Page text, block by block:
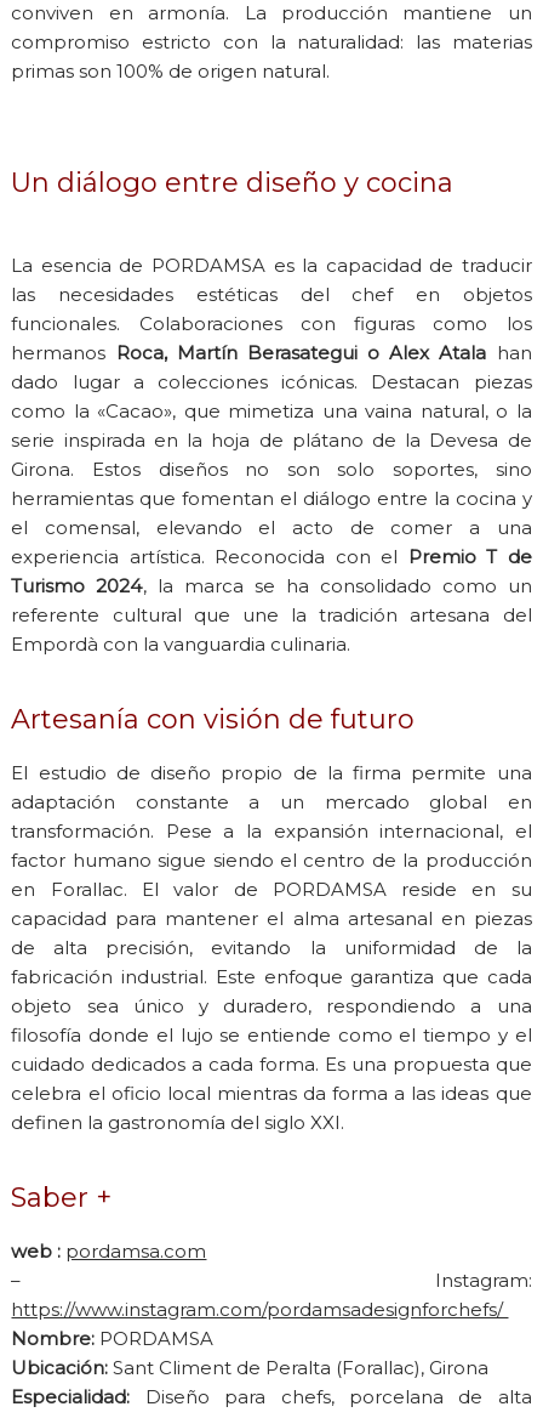
conviven en armonía. La producción mantiene un
compromiso estricto con la naturalidad: las materias
primas son 100% de origen natural.
Un diálogo entre diseño y cocina
La esencia de PORDAMSA es la capacidad de traducir
las necesidades estéticas del chef en objetos
funcionales. Colaboraciones con figuras como los
hermanos Roca, Martín Berasategui o Alex Atala han
dado lugar a colecciones icónicas. Destacan piezas
como la «Cacao», que mimetiza una vaina natural, o la
serie inspirada en la hoja de plátano de la Devesa de
Girona. Estos diseños no son solo soportes, sino
herramientas que fomentan el diálogo entre la cocina y
el comensal, elevando el acto de comer a una
experiencia artística. Reconocida con el
Premio T de
Turismo 2024, la marca se ha consolidado como un
referente cultural que une la tradición artesana del
Empordà con la vanguardia culinaria.
Artesanía con visión de futuro
El estudio de diseño propio de la firma permite una
adaptación constante a un mercado global en
transformación. Pese a la expansión internacional, el
factor humano sigue siendo el centro de la producción
en Forallac. El valor de PORDAMSA reside en su
capacidad para mantener el alma artesanal en piezas
de alta precisión, evitando la uniformidad de la
fabricación industrial. Este enfoque garantiza que cada
objeto sea único y duradero, respondiendo a una
filosofía donde el lujo se entiende como el tiempo y el
cuidado dedicados a cada forma. Es una propuesta que
celebra el oficio local mientras da forma a las ideas que
definen la gastronomía del siglo XXI.
Saber +
web : pordamsa.com
– Instagram:
https://www.instagram.com/pordamsadesignforchefs/
Nombre: PORDAMSA
Ubicación: Sant Climent de Peralta (Forallac), Girona
Especialidad: Diseño para chefs, porcelana de alta